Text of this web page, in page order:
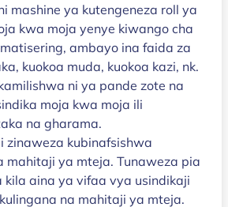
mashine ya kutengeneza roll ya
kwa moja yenye kiwango cha
ambayo ina faida za
kuokoa muda, kuokoa kazi, nk.
ni ya pande zote na
moja kwa moja ili
na gharama.
zinaweza kubinafsishwa
mahitaji ya mteja. Tunaweza pia
kila aina ya vifaa vya usindikaji
na mahitaji ya mteja.